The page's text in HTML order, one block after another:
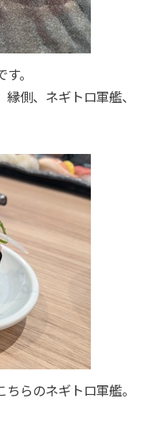
。
側、ネギトロ軍艦、
らのネギトロ軍艦。